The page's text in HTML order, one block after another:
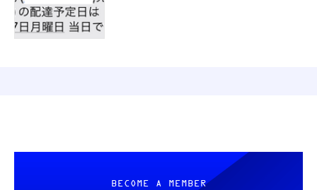
BECOME A MEMBER